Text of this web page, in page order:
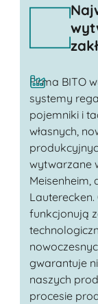
Firma BITO
systemy
pojemniki i
własnych,
wytwarzane
Meisenheim,
funkcjonują
gwarantuje
naszych
procesie